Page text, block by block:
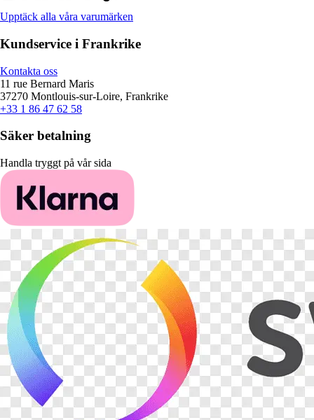
Upptäck alla våra varumärken
Kundservice i Frankrike
Kontakta oss
11 rue Bernard Maris
37270 Montlouis-sur-Loire, Frankrike
+33 1 86 47 62 58
Säker betalning
Handla tryggt på vår sida